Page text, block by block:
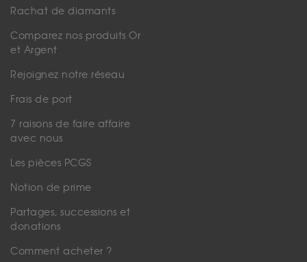
Rachat de diamants
Comparez nos produits Or
et Argent
Rejoignez notre réseau
Frais de port
7 raisons de faire affaire
avec nous
Les pièces PCGS
Notion de prime
Partages, successions et
donations
Comment acheter ?